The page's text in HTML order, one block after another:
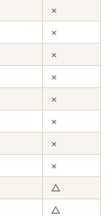
×
×
×
×
×
×
×
×
△
△